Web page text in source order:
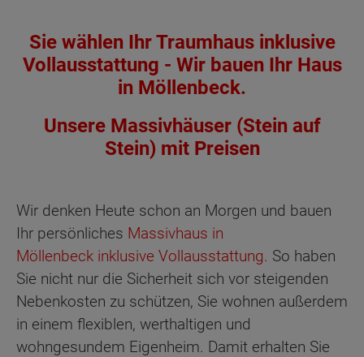
Sie wählen Ihr Traumhaus inklusive
Vollausstattung - Wir bauen Ihr Haus
in Möllenbeck.
Unsere Massivhäuser (Stein auf
Stein) mit Preisen
Wir denken Heute schon an Morgen und bauen
Ihr persönliches Massivhaus in
Möllenbeck inklusive Vollausstattung. So haben
Sie nicht nur die Sicherheit sich vor steigenden
Nebenkosten zu schützen, Sie wohnen außerdem
in einem flexiblen, werthaltigen und
wohngesundem Eigenheim. Damit erhalten Sie